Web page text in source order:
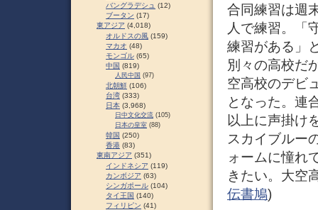
合同練習は週
人で練習。「
練習がある」
別々の高校だ
空高校のデビ
となった。連
以上に声掛け
スカイブルー
ォームに憧れ
きたい。大空
伝書鳩)
バングラデシュ (12)
ブータン (17)
東アジア (4,018)
オルドスの風 (159)
マカオ (48)
モンゴル (65)
中国 (819)
人民中国 (97)
北朝鮮 (106)
台湾 (333)
日本 (3,968)
日中文化交流 (105)
日本の皇室 (88)
韓国 (250)
香港 (83)
東南アジア (351)
インドネシア (119)
カンボジア (63)
シンガポール (104)
タイ王国 (140)
フィリピン (41)